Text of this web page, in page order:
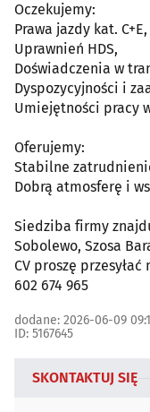
Oczekujemy:
Prawa jazdy kat. C+E,
Uprawnień HDS,
Doświadczenia w
Dyspozycyjności i
Umiejętności pracy
Oferujemy:
Stabilne
Dobrą atmosferę i
Siedziba firmy
Sobolewo, Szosa
CV proszę
602 674 965
dodane: 2026-06-09
ID: 5167645
SKONTAKTUJ SIĘ